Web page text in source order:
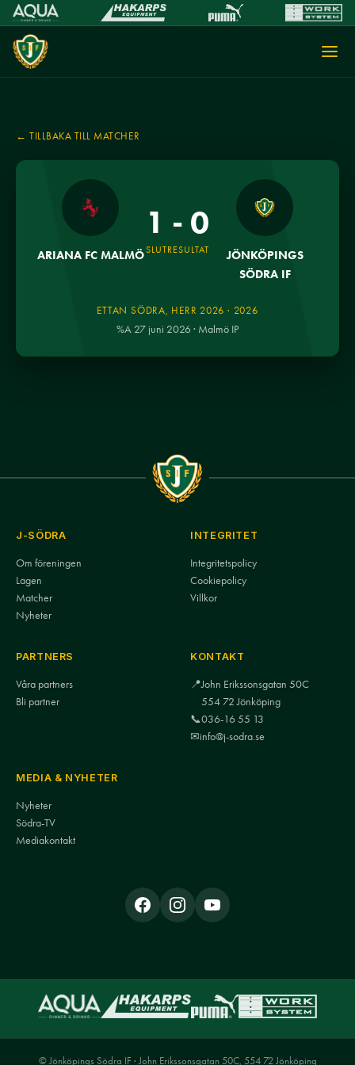
← TILLBAKA TILL MATCHER
ARIANA FC MALMÖ
1 - 0
SLUTRESULTAT
JÖNKÖPINGS
SÖDRA IF
ETTAN SÖDRA, HERR 2026 · 2026
%A 27 juni 2026 · Malmö IP
J-SÖDRA
Om föreningen
Lagen
Matcher
Nyheter
INTEGRITET
Integritetspolicy
Cookiepolicy
Villkor
PARTNERS
Våra partners
Bli partner
KONTAKT
📍John Erikssonsgatan 50C
554 72 Jönköping
📞036-16 55 13
✉info@j-sodra.se
MEDIA & NYHETER
Nyheter
Södra-TV
Mediakontakt
© Jönköpings Södra IF · John Erikssonsgatan 50C, 554 72 Jönköping